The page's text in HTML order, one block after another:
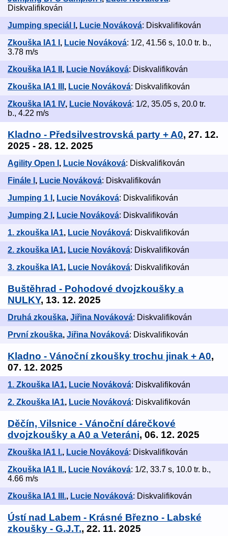
Diskvalifikován
Jumping speciál I , Lucie Nováková: Diskvalifikován
Zkouška IA1 I , Lucie Nováková: 1/2, 41.56 s, 10.0 tr. b.,
3.78 m/s
Zkouška IA1 II , Lucie Nováková: Diskvalifikován
Zkouška IA1 III , Lucie Nováková: Diskvalifikován
Zkouška IA1 IV, Lucie Nováková: 1/2, 35.05 s, 20.0 tr.
b., 4.22 m/s
Kladno - Předsilvestrovská party + A0, 27. 12.
2025 - 28. 12. 2025
Agility Open I , Lucie Nováková: Diskvalifikován
Finále I , Lucie Nováková: Diskvalifikován
Jumping 1 I , Lucie Nováková: Diskvalifikován
Jumping 2 I , Lucie Nováková: Diskvalifikován
1. zkouška IA1, Lucie Nováková: Diskvalifikován
2. zkouška IA1, Lucie Nováková: Diskvalifikován
3. zkouška IA1, Lucie Nováková: Diskvalifikován
Buštěhrad - Pohodové dvojzkoušky a
NULKY, 13. 12. 2025
Druhá zkouška, Jiřina Nováková: Diskvalifikován
První zkouška, Jiřina Nováková: Diskvalifikován
Kladno - Vánoční zkoušky trochu jinak + A0,
07. 12. 2025
1. Zkouška IA1, Lucie Nováková: Diskvalifikován
2. Zkouška IA1, Lucie Nováková: Diskvalifikován
Děčín, Vilsnice - Vánoční dárečkové
dvojzkoušky a A0 a Veteráni, 06. 12. 2025
Zkouška IA1 I., Lucie Nováková: Diskvalifikován
Zkouška IA1 II., Lucie Nováková: 1/2, 33.7 s, 10.0 tr. b.,
4.66 m/s
Zkouška IA1 III., Lucie Nováková: Diskvalifikován
Ústí nad Labem - Krásné Březno - Labské
zkoušky - G.J.T., 22. 11. 2025